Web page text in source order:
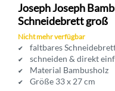
Joseph Joseph
Schneidebrett groß
Nicht mehr verfügbar
faltbares
schneiden & direkt
Material Bambusholz
Größe 33 x 27 cm